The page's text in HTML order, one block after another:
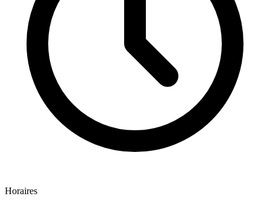
Horaires